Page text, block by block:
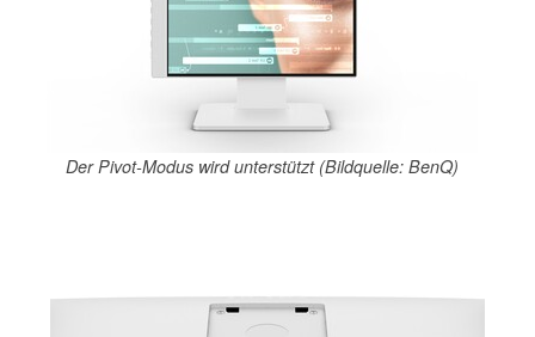
Der Pivot-Modus wird unterstützt (Bildquelle: BenQ)